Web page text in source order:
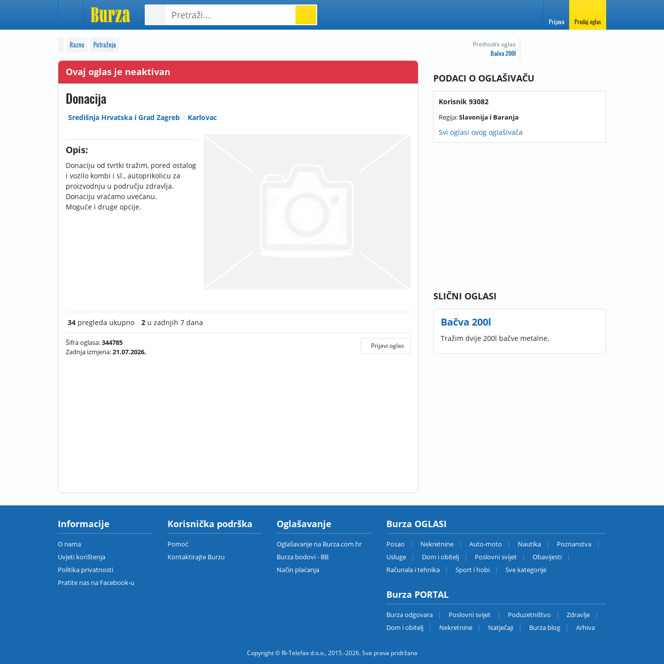
Prijava Predaj oglas
Razno Potražnja
Ovaj oglas je neaktivan
Donacija
Središnja Hrvatska i Grad Zagreb Karlovac
Opis:
Donaciju od tvrtki tražim, pored ostalog
i vozilo kombi i sl., autoprikolicu za
proizvodnju u području zdravlja.
Donaciju vraćamo uvećanu.
Moguće i druge opcije.
34 pregleda ukupno 2 u zadnjih 7 dana
Šifra oglasa:344785
Zadnja izmjena:21.07.2026.
Prijavi oglas
Prethodni oglas
Bačva 200l
PODACI O OGLAŠIVAČU
Korisnik 93082
Regija:Slavonija i Baranja
Svi oglasi ovog oglašivača
SLIČNI OGLASI
Bačva 200l
Tražim dvije 200l bačve metalne.
Informacije
O nama
Uvjeti korištenja
Politika privatnosti
Pratite nas na Facebook-u
Korisnička podrška
Pomoć
Kontaktirajte Burzu
Oglašavanje
Oglašavanje na Burza.com.hr
Burza bodovi - BB
Način plaćanja
Burza OGLASI
Posao Nekretnine Auto-moto Nautika
Poznanstva
Usluge
Dom i obitelj Poslovni svijet
Obavijesti
Računala i tehnika
Sport i hobi Sve kategorije
Burza PORTAL
Burza odgovara Poslovni svijet Poduzetništvo
Zdravlje
Dom i obitelj
Nekretnine Natječaji Burza blog Arhiva
Copyright © Ri-Telefax d.o.o., 2015.-2026. Sva prava pridržana